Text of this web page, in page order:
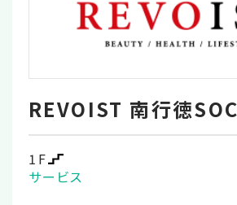
REVOIST 南行徳
1F
サービス